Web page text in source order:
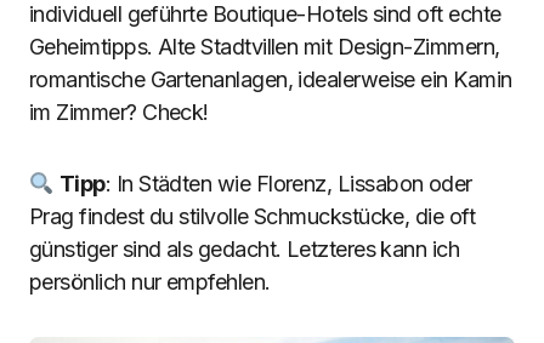
individuell geführte Boutique-Hotels sind oft echte
Geheimtipps. Alte Stadtvillen mit Design-Zimmern,
romantische Gartenanlagen, idealerweise ein Kamin
im Zimmer? Check!
Tipp: In Städten wie Florenz, Lissabon oder
Prag findest du stilvolle Schmuckstücke, die oft
günstiger sind als gedacht. Letzteres kann ich
persönlich nur empfehlen.